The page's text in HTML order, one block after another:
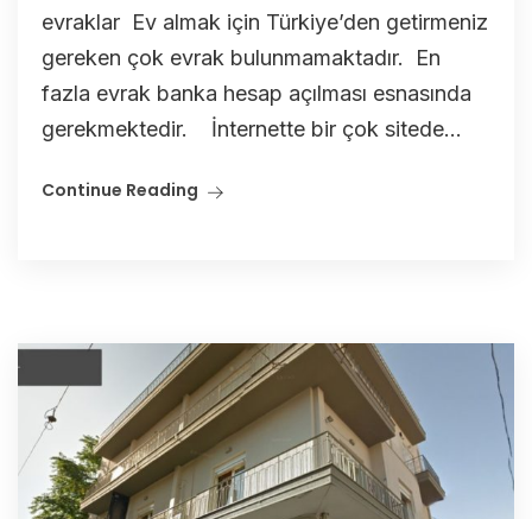
evraklar Ev almak için Türkiye’den getirmeniz
gereken çok evrak bulunmamaktadır. En
fazla evrak banka hesap açılması esnasında
gerekmektedir. İnternette bir çok sitede...
Continue Reading